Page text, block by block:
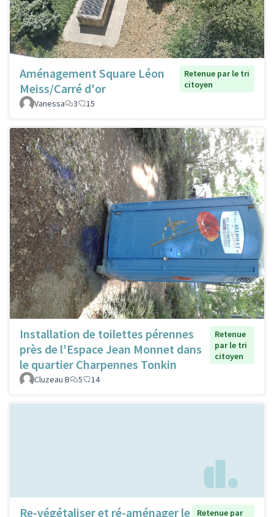
Aménagement Square Léon
Meiss/Carré d'or
Retenue par le tri
citoyen
Vanessa
3 15
Installation de toilettes pérennes
près de l'Espace Jean Monnet dans
le quartier Charpennes Tonkin
Retenue
par le tri
citoyen
Cluzeau B 5 14
Re-végétaliser et ré-aménager le Retenue par